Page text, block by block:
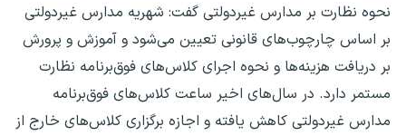
نحوه نظارت بر مدارس غیردولتی گفت: شهریه مدارس غیردولتی
بر اساس چارچوب‌های قانونی تعیین می‌شود و آموزش و پرورش
بر دریافت هزینه‌ها و نحوه اجرای کلاس‌های فوق‌برنامه نظارت
مستمر دارد. در سال‌های اخیر ساعت کلاس‌های فوق‌برنامه
مدارس غیردولتی کاهش یافته و اجازه برگزاری کلاس‌های خارج از